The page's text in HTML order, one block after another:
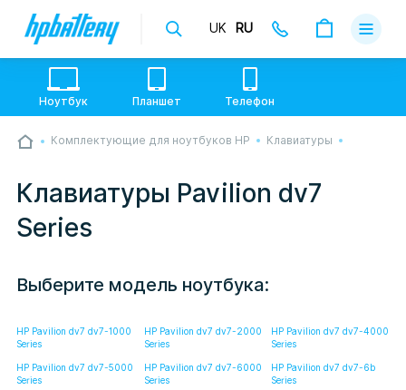
💙💛 Слава УкраЇні! Ми працюємо. Надсилаємо
Опрацьовуємо замовлення у звичному графіку
настільки швидко, як можемо. Якщо буде затримка
- пробачте, швидше за все у нас лунає повітряна
тривога. Але ми виліземо зі сховища і
UK RU
Доставка
Ноутбук Планшет Телефон
Комплектующие для ноутбуков HP Клавиатуры
Клавиатуры Pavilion dv7
Series
Выберите модель ноутбука:
HP Pavilion dv7 dv7-1000
Series
HP Pavilion dv7 dv7-2000
Series
HP Pavilion dv7 dv7-4000
Series
HP Pavilion dv7 dv7-5000
Series
HP Pavilion dv7 dv7-6000
Series
HP Pavilion dv7 dv7-6b
Series